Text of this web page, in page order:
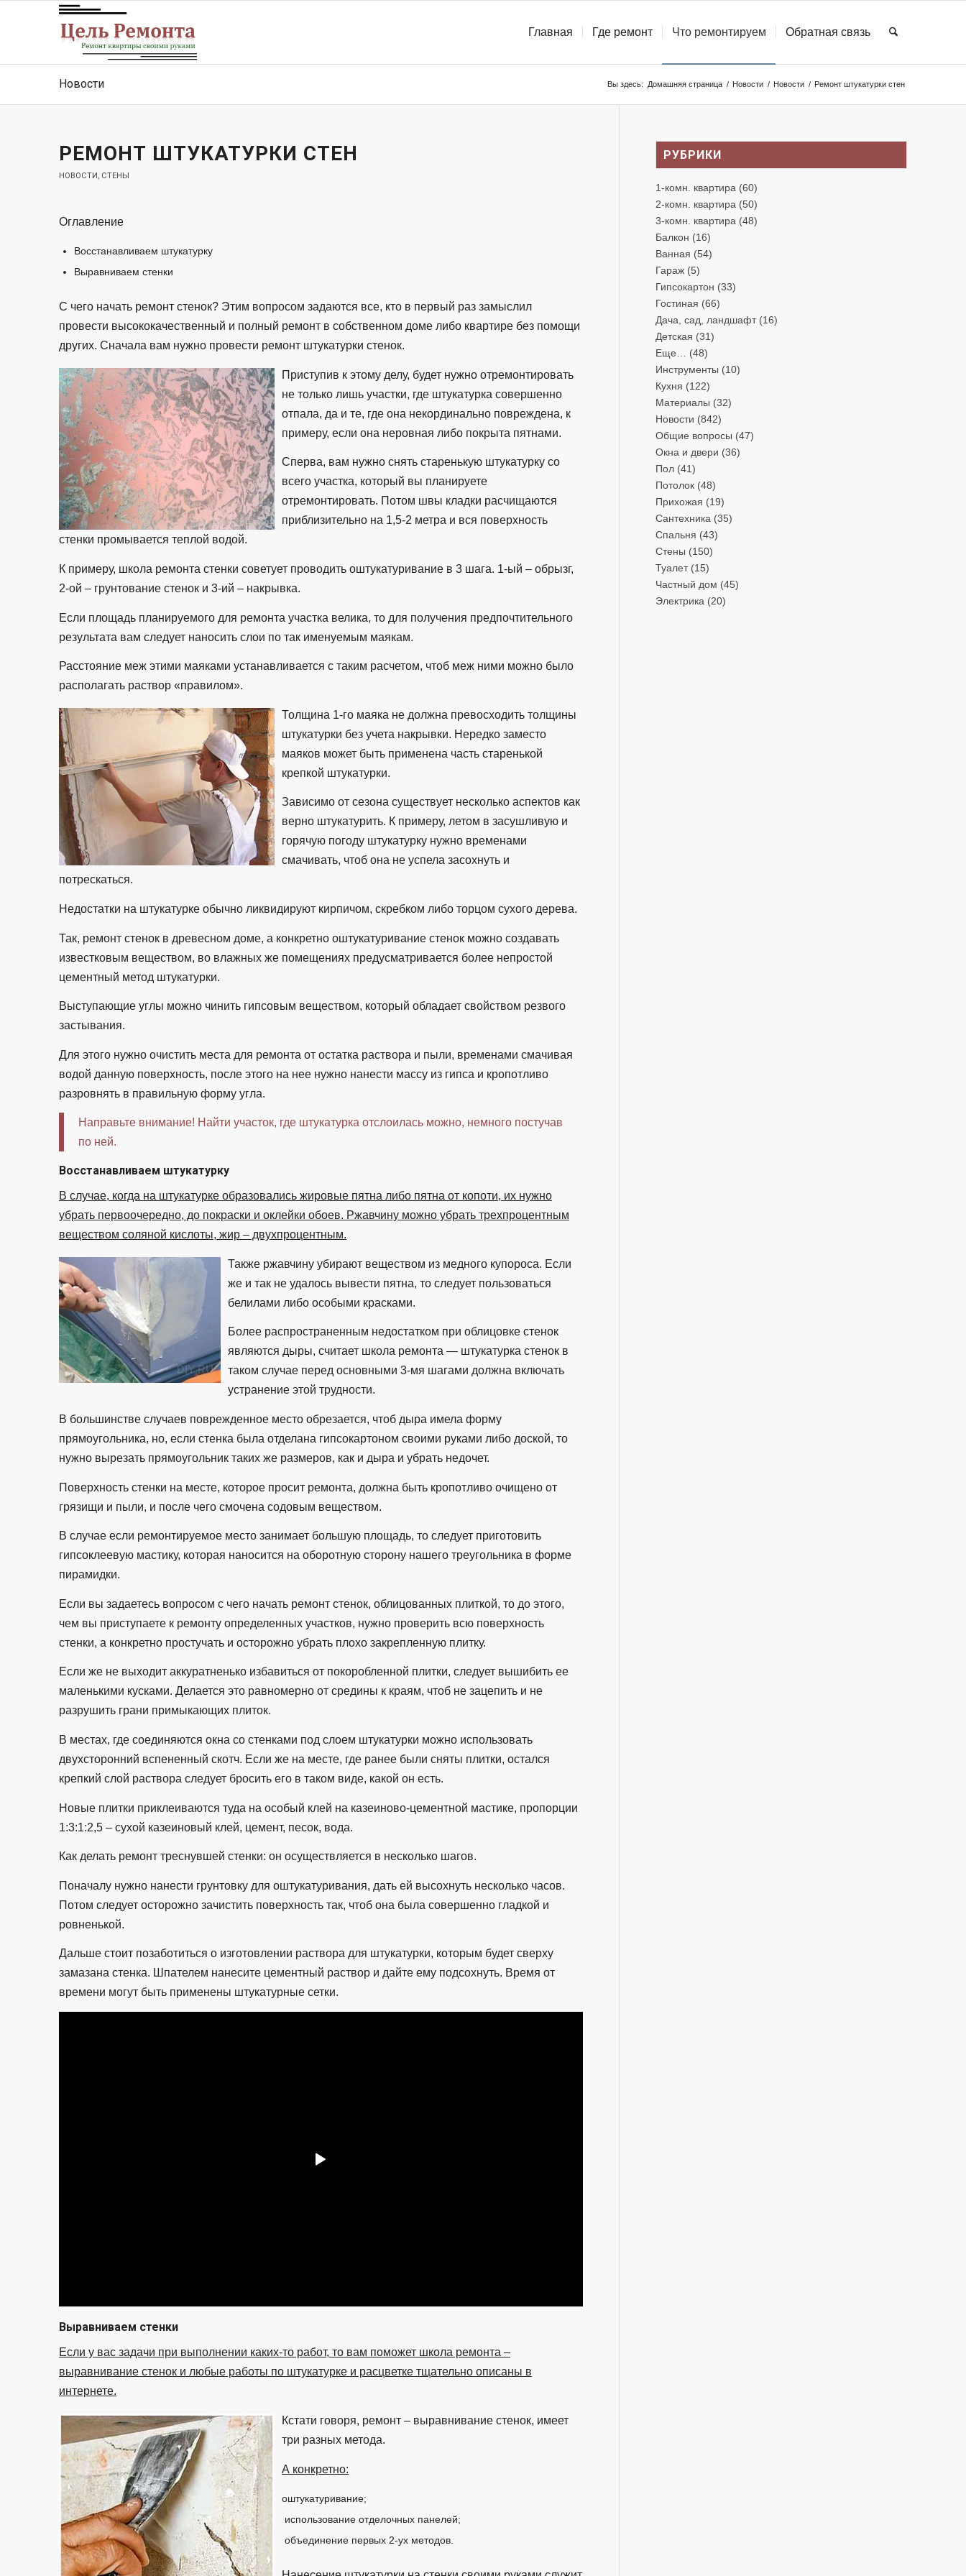
Главная Где ремонт Что ремонтируем Обратная связь
Новости Вы здесь: Домашняя страница / Новости / Новости / Ремонт штукатурки стен
РЕМОНТ ШТУКАТУРКИ СТЕН
НОВОСТИ, СТЕНЫ
Оглавление
Восстанавливаем штукатурку
Выравниваем стенки
С чего начать ремонт стенок? Этим вопросом задаются все, кто в первый раз замыслил
провести высококачественный и полный ремонт в собственном доме либо квартире без помощи
других. Сначала вам нужно провести ремонт штукатурки стенок.
Приступив к этому делу, будет нужно отремонтировать
не только лишь участки, где штукатурка совершенно
отпала, да и те, где она некординально повреждена, к
примеру, если она неровная либо покрыта пятнами.
Сперва, вам нужно снять старенькую штукатурку со
всего участка, который вы планируете
отремонтировать. Потом швы кладки расчищаются
приблизительно на 1,5-2 метра и вся поверхность
стенки промывается теплой водой.
К примеру, школа ремонта стенки советует проводить оштукатуривание в 3 шага. 1-ый – обрызг,
2-ой – грунтование стенок и 3-ий – накрывка.
Если площадь планируемого для ремонта участка велика, то для получения предпочтительного
результата вам следует наносить слои по так именуемым маякам.
Расстояние меж этими маяками устанавливается с таким расчетом, чтоб меж ними можно было
располагать раствор «правилом».
Толщина 1-го маяка не должна превосходить толщины
штукатурки без учета накрывки. Нередко заместо
маяков может быть применена часть старенькой
крепкой штукатурки.
Зависимо от сезона существует несколько аспектов как
верно штукатурить. К примеру, летом в засушливую и
горячую погоду штукатурку нужно временами
смачивать, чтоб она не успела засохнуть и
потрескаться.
Недостатки на штукатурке обычно ликвидируют кирпичом, скребком либо торцом сухого дерева.
Так, ремонт стенок в древесном доме, а конкретно оштукатуривание стенок можно создавать
известковым веществом, во влажных же помещениях предусматривается более непростой
цементный метод штукатурки.
Выступающие углы можно чинить гипсовым веществом, который обладает свойством резвого
застывания.
Для этого нужно очистить места для ремонта от остатка раствора и пыли, временами смачивая
водой данную поверхность, после этого на нее нужно нанести массу из гипса и кропотливо
разровнять в правильную форму угла.
Направьте внимание! Найти участок, где штукатурка отслоилась можно, немного постучав
по ней.
Восстанавливаем штукатурку
В случае, когда на штукатурке образовались жировые пятна либо пятна от копоти, их нужно
убрать первоочередно, до покраски и оклейки обоев. Ржавчину можно убрать трехпроцентным
веществом соляной кислоты, жир – двухпроцентным.
Также ржавчину убирают веществом из медного купороса. Если
же и так не удалось вывести пятна, то следует пользоваться
белилами либо особыми красками.
Более распространенным недостатком при облицовке стенок
являются дыры, считает школа ремонта — штукатурка стенок в
таком случае перед основными 3-мя шагами должна включать
устранение этой трудности.
В большинстве случаев поврежденное место обрезается, чтоб дыра имела форму
прямоугольника, но, если стенка была отделана гипсокартоном своими руками либо доской, то
нужно вырезать прямоугольник таких же размеров, как и дыра и убрать недочет.
Поверхность стенки на месте, которое просит ремонта, должна быть кропотливо очищено от
грязищи и пыли, и после чего смочена содовым веществом.
В случае если ремонтируемое место занимает большую площадь, то следует приготовить
гипсоклеевую мастику, которая наносится на оборотную сторону нашего треугольника в форме
пирамидки.
Если вы задаетесь вопросом с чего начать ремонт стенок, облицованных плиткой, то до этого,
чем вы приступаете к ремонту определенных участков, нужно проверить всю поверхность
стенки, а конкретно простучать и осторожно убрать плохо закрепленную плитку.
Если же не выходит аккуратненько избавиться от покоробленной плитки, следует вышибить ее
маленькими кусками. Делается это равномерно от средины к краям, чтоб не зацепить и не
разрушить грани примыкающих плиток.
В местах, где соединяются окна со стенками под слоем штукатурки можно использовать
двухсторонний вспененный скотч. Если же на месте, где ранее были сняты плитки, остался
крепкий слой раствора следует бросить его в таком виде, какой он есть.
Новые плитки приклеиваются туда на особый клей на казеиново-цементной мастике, пропорции
1:3:1:2,5 – сухой казеиновый клей, цемент, песок, вода.
Как делать ремонт треснувшей стенки: он осуществляется в несколько шагов.
Поначалу нужно нанести грунтовку для оштукатуривания, дать ей высохнуть несколько часов.
Потом следует осторожно зачистить поверхность так, чтоб она была совершенно гладкой и
ровненькой.
Дальше стоит позаботиться о изготовлении раствора для штукатурки, которым будет сверху
замазана стенка. Шпателем нанесите цементный раствор и дайте ему подсохнуть. Время от
времени могут быть применены штукатурные сетки.
Выравниваем стенки
Если у вас задачи при выполнении каких-то работ, то вам поможет школа ремонта –
выравнивание стенок и любые работы по штукатурке и расцветке тщательно описаны в
интернете.
Кстати говоря, ремонт – выравнивание стенок, имеет
три разных метода.
А конкретно:
оштукатуривание;
использование отделочных панелей;
объединение первых 2-ух методов.
РУБРИКИ
1-комн. квартира (60)
2-комн. квартира (50)
3-комн. квартира (48)
Балкон (16)
Ванная (54)
Гараж(5)
Гипсокартон (33)
Гостиная (66)
Дача, сад, ландшафт(16)
Детская (31)
Еще…
(48)
Инструменты (10)
Кухня (122)
Материалы (32)
Новости (842)
Общие вопросы (47)
Окна и двери (36)
Пол(41)
Потолок(48)
Прихожая (19)
Сантехника (35)
Спальня (43)
Стены (150)
Туалет(15)
Частный дом (45)
Электрика (20)